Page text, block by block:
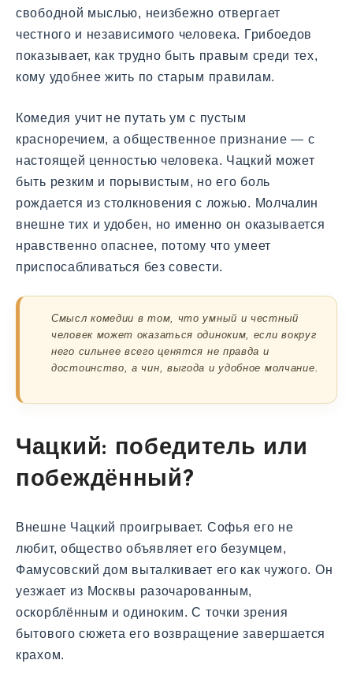
свободной мыслью, неизбежно отвергает
честного и независимого человека. Грибоедов
показывает, как трудно быть правым среди тех,
кому удобнее жить по старым правилам.
Комедия учит не путать ум с пустым
красноречием, а общественное признание — с
настоящей ценностью человека. Чацкий может
быть резким и порывистым, но его боль
рождается из столкновения с ложью. Молчалин
внешне тих и удобен, но именно он оказывается
нравственно опаснее, потому что умеет
приспосабливаться без совести.
Смысл комедии в том, что умный и честный
человек может оказаться одиноким, если вокруг
него сильнее всего ценятся не правда и
достоинство, а чин, выгода и удобное молчание.
Чацкий: победитель или
побеждённый?
Внешне Чацкий проигрывает. Софья его не
любит, общество объявляет его безумцем,
Фамусовский дом выталкивает его как чужого. Он
уезжает из Москвы разочарованным,
оскорблённым и одиноким. С точки зрения
бытового сюжета его возвращение завершается
крахом.